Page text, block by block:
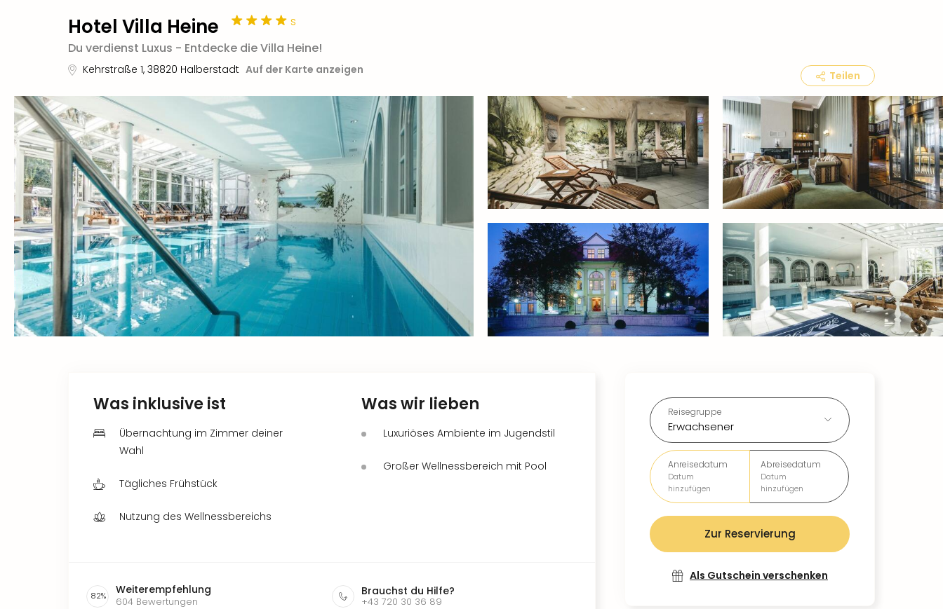
Hotel Villa Heine
s
Du verdienst Luxus - Entdecke die Villa Heine!
Kehrstraße 1, 38820 Halberstadt Auf der Karte anzeigen Teilen
Reisegruppe
Erwachsener
Anreisedatum
Datum
hinzufügen
Abreisedatum
Datum
hinzufügen
Zur Reservierung
Als Gutschein verschenken
Was inklusive ist
Übernachtung im Zimmer deiner
Wahl
Tägliches Frühstück
Nutzung des Wellnessbereichs
Was wir lieben
Luxuriöses Ambiente im Jugendstil
Großer Wellnessbereich mit Pool
82% Weiterempfehlung
604 Bewertungen
Brauchst du Hilfe?
+43 720 30 36 89